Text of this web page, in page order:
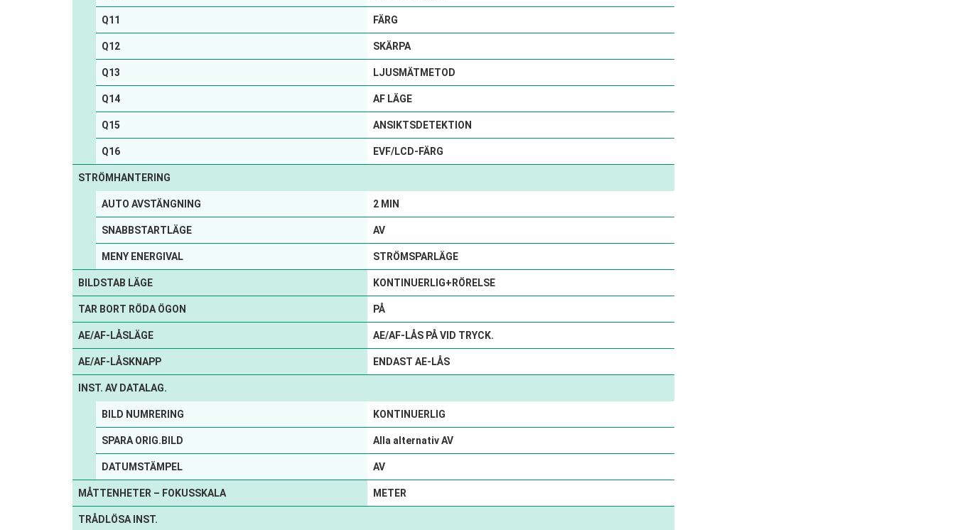
Q11 FÄRG
Q12 SKÄRPA
Q13 LJUSMÄTMETOD
Q14 AF LÄGE
Q15 ANSIKTSDETEKTION
Q16 EVF/LCD-FÄRG
STRÖMHANTERING
AUTO AVSTÄNGNING 2 MIN
SNABBSTARTLÄGE AV
MENY ENERGIVAL STRÖMSPARLÄGE
BILDSTAB LÄGE KONTINUERLIG+RÖRELSE
TAR BORT RÖDA ÖGON PÅ
AE/AF-LÅSLÄGE AE/AF-LÅS PÅ VID TRYCK.
AE/AF-LÅSKNAPP ENDAST AE-LÅS
INST. AV DATALAG.
BILD NUMRERING KONTINUERLIG
SPARA ORIG.BILD Alla alternativ AV
DATUMSTÄMPEL AV
MÅTTENHETER – FOKUSSKALA METER
TRÅDLÖSA INST.